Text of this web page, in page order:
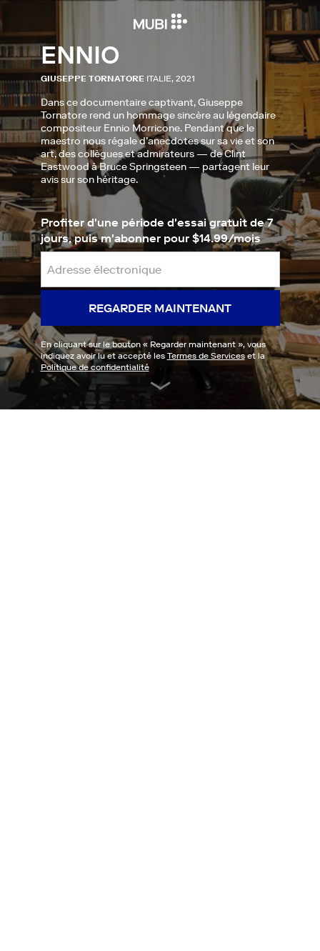
ENNIO
GIUSEPPE TORNATORE ITALIE, 2021
Dans ce documentaire captivant, Giuseppe
Tornatore rend un hommage sincère au légendaire
compositeur Ennio Morricone. Pendant que le
maestro nous régale d’anecdotes sur sa vie et son
art, des collègues et admirateurs — de Clint
Eastwood à Bruce Springsteen — partagent leur
avis sur son héritage.
Profiter d'une période d'essai gratuit de 7
jours, puis m'abonner pour $14.99/mois
REGARDER MAINTENANT
En cliquant sur le bouton « Regarder maintenant», vous
indiquez avoir lu et accepté les Termes de Serviceset la
Politique de confidentialité